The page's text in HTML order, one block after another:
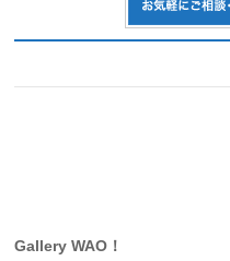
Gallery WAO！